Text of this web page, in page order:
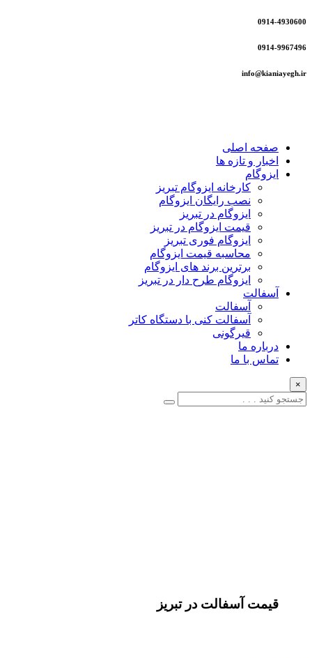
0914-4930600
0914-9967496
info@kianiayegh.ir
صفحه اصلی
اخبار و تازه ها
ایزوگام
کارخانه ایزوگام تبریز
نصب رایگان ایزوگام
ایزوگام در تبریز
قیمت ایزوگام در تبریز
ایزوگام فوری تبریز
محاسبه قیمت ایزوگام
برترین برند های ایزوگام
ایزوگام طرح دار در تبریز
آسفالت
آسفالت
آسفالت کنی با دستگاه کاتر
قیرگونی
درباره ما
تماس با ما
×
قیمت آسفالت در تبریز